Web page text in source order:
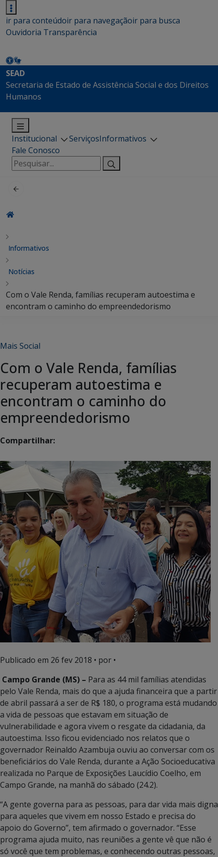
ir para conteúdoir para navegaçãoir para busca
Ouvidoria Transparência
SEAD
Secretaria de Estado de Assistência Social e dos Direitos
Humanos
Institucional ServiçosInformativos
Fale Conosco
Pesquisar
por:
Informativos
Notícias
Com o Vale Renda, famílias recuperam autoestima e
encontram o caminho do empreendedorismo
Mais Social
Com o Vale Renda, famílias
recuperam autoestima e
encontram o caminho do
empreendedorismo
Compartilhar:
Publicado em 26 fev 2018 • por •
Campo Grande (MS) – Para as 44 mil famílias atendidas
pelo Vale Renda, mais do que a ajuda financeira que a partir
de abril passará a ser de R$ 180, o programa está mudando
a vida de pessoas que estavam em situação de
vulnerabilidade e agora vivem o resgate da cidadania, da
autoestima. Isso ficou evidenciado nos relatos que o
governador Reinaldo Azambuja ouviu ao conversar com os
beneficiários do Vale Renda, durante a Ação Socioeducativa
realizada no Parque de Exposições Laucídio Coelho, em
Campo Grande, na manhã do sábado (24.2).
“A gente governa para as pessoas, para dar vida mais digna
para aqueles que vivem em nosso Estado e precisa do
apoio do Governo”, tem afirmado o governador. “Esse
programa ajuda muito, nas reuniões a gente vê que não é
só você que tem problemas, e conhecendo outras pessoas,